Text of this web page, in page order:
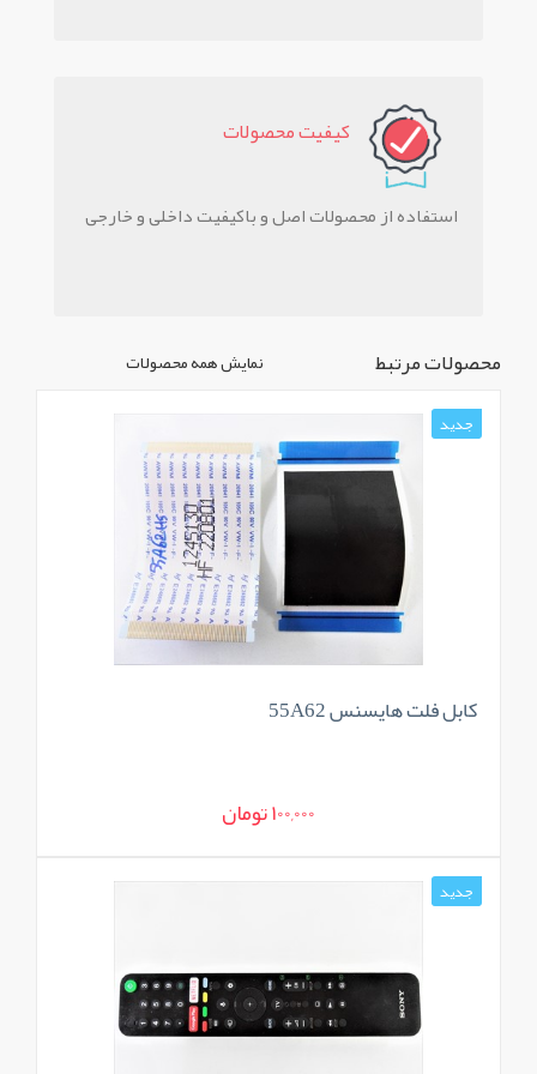
کيفيت محصولات
استفاده از محصولات اصل و باکیفیت داخلی و خارجی
نمایش همه محصولات محصولات مرتبط
جدید
کابل فلت هایسنس 55A62
100,000 تومان
جدید